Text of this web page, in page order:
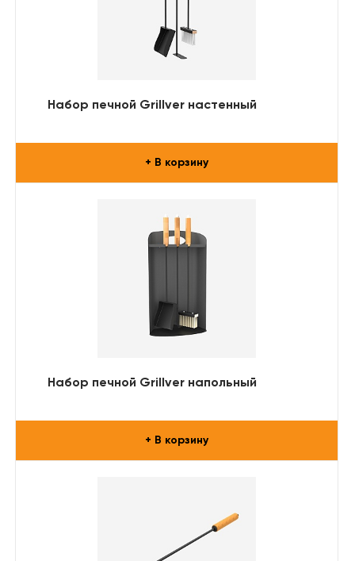
Набор печной Grillver настенный
+ В корзину
Набор печной Grillver напольный
+ В корзину